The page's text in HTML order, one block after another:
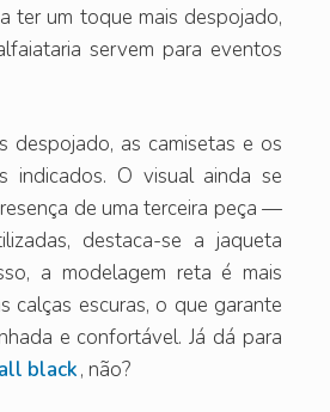
ter um toque mais despojado,
servem para eventos
despojado, as camisetas e os
indicados. O visual ainda se
de uma terceira peça —
destaca-se a jaqueta
a modelagem reta é mais
calças escuras, o que garante
e confortável. Já dá para
black, não?